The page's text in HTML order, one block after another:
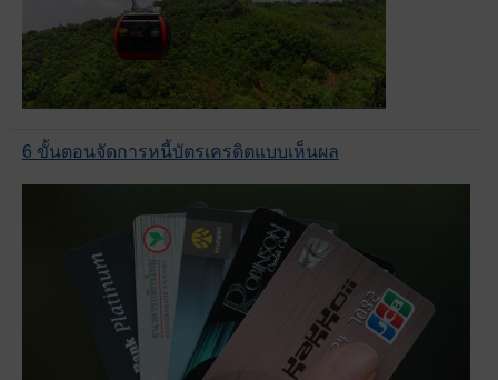
6 ขั้นตอนจัดการหนี้บัตรเครดิตแบบเห็นผล